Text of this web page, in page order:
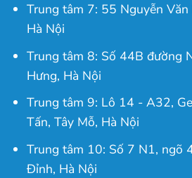
Trung tâm 7: 55 Nguyễn
Hà Nội
Trung tâm 8: Số 44B đường
Hưng, Hà Nội
Trung tâm 9: Lô 14 - A32,
Tấn, Tây Mỗ, Hà Nội
Trung tâm 10: Số 7 N1, ngõ
Đỉnh, Hà Nội